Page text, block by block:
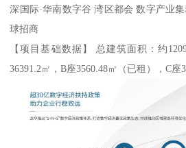
深国际·华南数字谷 湾区都会 数字产业
球招商
【项目基础数据】 总建筑面积：约
36391.2㎡，B座3560.48㎡（已租），C座